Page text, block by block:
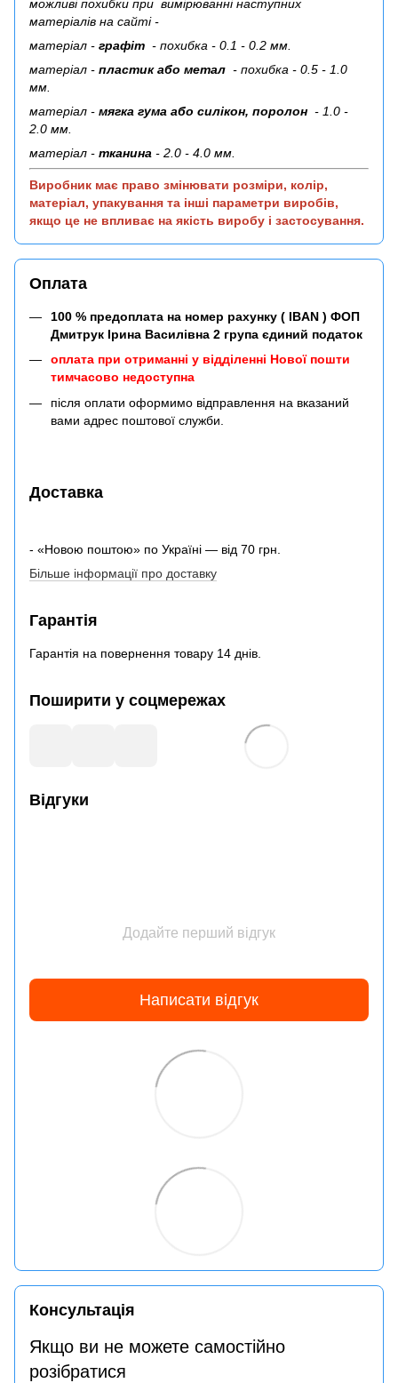
можливі похибки при вимірюванні наступних
матеріалів на сайті -
матеріал - графіт - похибка - 0.1 - 0.2 мм.
матеріал - пластик або метал - похибка - 0.5 - 1.0
мм.
матеріал - мягка гума або силікон, поролон - 1.0 -
2.0 мм.
матеріал - тканина - 2.0 - 4.0 мм.
Виробник має право змінювати розміри, колір,
матеріал, упакування та інші параметри виробів,
якщо це не впливає на якість виробу і застосування.
Оплата
100 % предоплата на номер рахунку ( IBAN ) ФОП
Дмитрук Ірина Василівна 2 група єдиний податок
оплата при отриманні у відділенні Нової пошти
тимчасово недоступна
після оплати оформимо відправлення на вказаний
вами адрес поштової служби.
Доставка
- «Новою поштою» по Україні — від 70 грн.
Більше інформації про доставку
Гарантія
Гарантія на повернення товару 14 днів.
Поширити у соцмережах
Відгуки
Додайте перший відгук
Написати відгук
Консультація
Якщо ви не можете самостійно
розібратися